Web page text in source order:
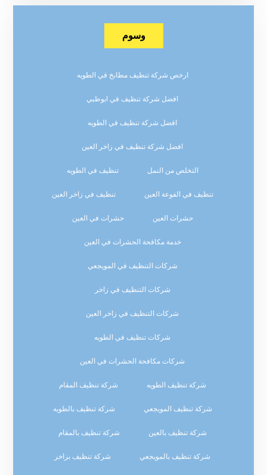
وسوم
ارخص شركة تنظيف مطابخ في الطويه
افضل شركة تنظيف في ابوظبي
افضل شركة تنظيف في الطويه
افضل شركة تنظيف في زاخر العين
التخلص من النمل تنظيف في الطويه
تنظيف في الفوعة العين تنظيف في زاخر العين
حشرات العين حشرات في العين
خدمة مكافحة الحشرات في العين
شركات التنظيف في المويجعي
شركات التنظيف في زاخر
شركات التنظيف في زاخر العين
شركات تنظيف في الطويه
شركات مكافحة الحشرات في العين
شركة تنظيف الطويه شركة تنظيف المقام
شركة تنظيف المويجعي شركة تنظيف بالطويه
شركة تنظيف بالعين شركة تنظيف بالمقام
شركة تنظيف بالمويجعي شركة تنظيف بزاخر